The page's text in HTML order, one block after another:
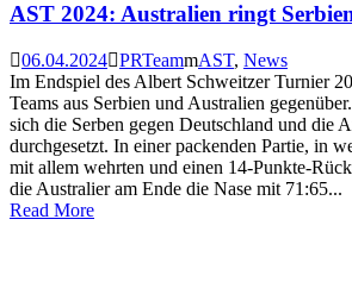
AST 2024: Australien ringt
06.04.2024 PRTeam AST, News
Im Endspiel des Albert Schweitzer Turnier
Teams aus Serbien und Australien
sich die Serben gegen Deutschland und die
durchgesetzt. In einer packenden Partie, in
mit allem wehrten und einen 14-Punkte-
die Australier am Ende die Nase mit 71:65...
Read More